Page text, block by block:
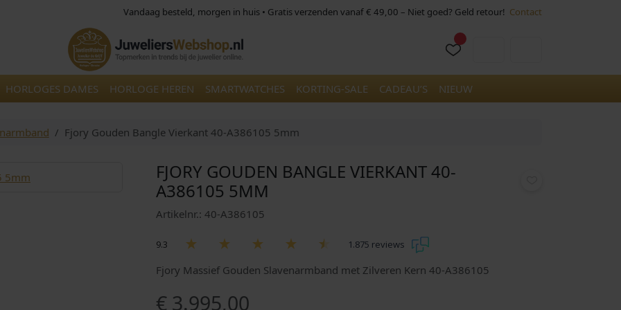
Vandaag besteld, morgen in huis • Gratis verzenden vanaf € 49,00 – Niet goed? Geld retour! Contact
HORLOGES DAMES HORLOGE HEREN SMARTWATCHES KORTING-SALE CADEAU’S NIEUW
Fjory Gouden Bangle Vierkant 40-A386105 5mm
FJORY GOUDEN BANGLE VIERKANT 40-
A386105 5MM
Artikelnr.: 40-A386105
9.3 1.875 reviews
Fjory Massief Gouden Slavenarmband met Zilveren Kern 40-A386105
€ 3.995,00